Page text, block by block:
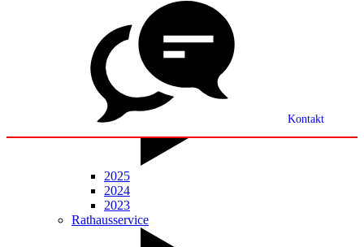
Kontakt
Statistik
Mitteilungsblatt
2025
2024
2023
Rathausservice